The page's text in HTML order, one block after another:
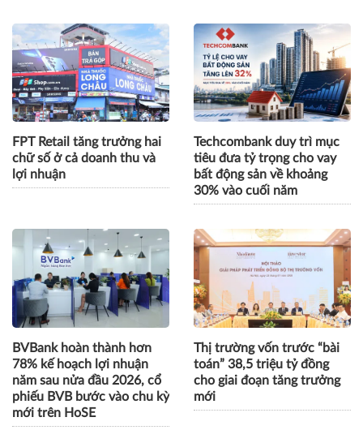
FPT Retail tăng trưởng hai
chữ số ở cả doanh thu và
lợi nhuận
Techcombank duy trì mục
tiêu đưa tỷ trọng cho vay
bất động sản về khoảng
30% vào cuối năm
BVBank hoàn thành hơn
78% kế hoạch lợi nhuận
năm sau nửa đầu 2026, cổ
phiếu BVB bước vào chu kỳ
mới trên HoSE
Thị trường vốn trước “bài
toán” 38,5 triệu tỷ đồng
cho giai đoạn tăng trưởng
mới